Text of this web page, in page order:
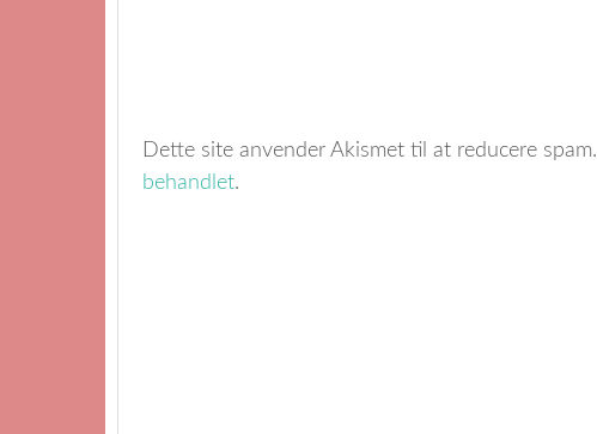
Dette site anvender Akismet til at reducere spam.
behandlet.